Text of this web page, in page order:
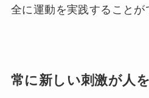
全に運動を実践することが
常に新しい刺激が人